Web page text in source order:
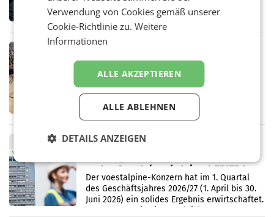
ORF. Am Dienstag soll im Stiftungsrat über
die vom neuen ORF-Chef Clemens Pig
vorgeschlagenen Besetzungen für die
RETAIL
Bipa unterstützt Bewegte Kids
Sommercamps im Osten Österreichs
Bereits zum zweiten Mal begleitet Bipa das
polysportive Sommersportcamp „Bewegte
Kids“. Während der Campwochen in den
Monaten Juli und August versorgt das
RETAIL
erstes Quartal und steigert EBITDA
Der voestalpine-Konzern hat im 1. Quartal
des Geschäftsjahres 2026/27 (1. April bis 30.
Juni 2026) ein solides Ergebnis erwirtschaftet.
Der Umsatz stieg im Vergleich zur
Verwendung von Cookies gemäß unserer
Cookie-Richtlinie zu.Weitere
Informationen
ALLE AKZEPTIEREN
ALLE ABLEHNEN
DETAILS ANZEIGEN